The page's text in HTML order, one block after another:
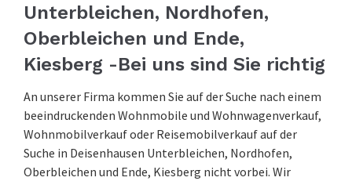
Unterbleichen, Nordhofen,
Oberbleichen und Ende,
Kiesberg -Bei uns sind Sie richtig
An unserer Firma kommen Sie auf der Suche nach einem
beeindruckenden Wohnmobile und Wohnwagenverkauf,
Wohnmobilverkauf oder Reisemobilverkauf auf der
Suche in Deisenhausen Unterbleichen, Nordhofen,
Oberbleichen und Ende, Kiesberg nicht vorbei. Wir